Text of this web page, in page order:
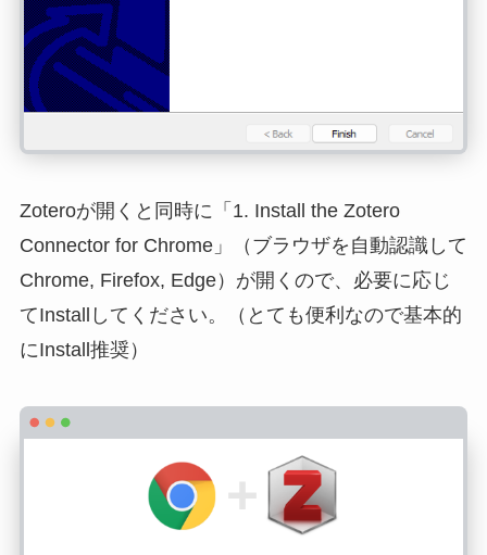
Zoteroが開くと同時に「1. Install the Zotero
Connector for Chrome」（ブラウザを自動認識して
Chrome, Firefox, Edge）が開くので、必要に応じ
てInstallしてください。（とても便利なので基本的
にInstall推奨）